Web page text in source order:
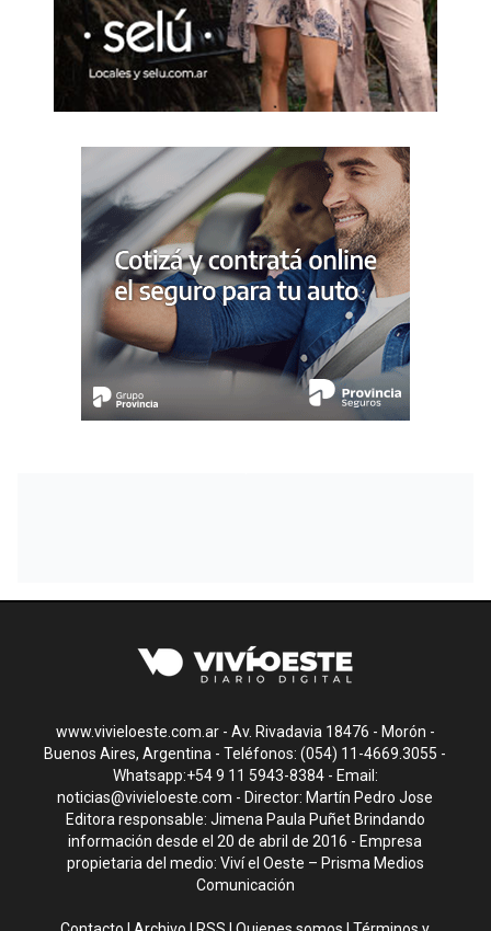
www.vivieloeste.com.ar - Av. Rivadavia 18476 - Morón -
Buenos Aires, Argentina - Teléfonos: (054) 11-4669.3055 -
Whatsapp:+54 9 11 5943-8384 - Email:
noticias@vivieloeste.com - Director: Martín Pedro Jose
Editora responsable: Jimena Paula Puñet Brindando
información desde el 20 de abril de 2016 - Empresa
propietaria del medio: Viví el Oeste – Prisma Medios
Comunicación